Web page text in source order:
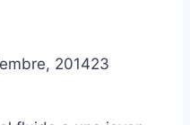
201423